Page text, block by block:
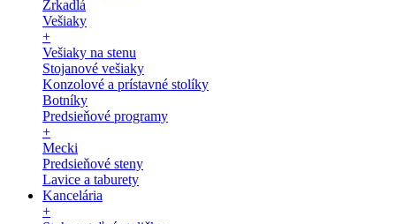
Zrkadlá
Vešiaky
+
Vešiaky na stenu
Stojanové vešiaky
Konzolové a prístavné stolíky
Botníky
Predsieňové programy
+
Mecki
Predsieňové steny
Lavice a taburety
Kancelária
+